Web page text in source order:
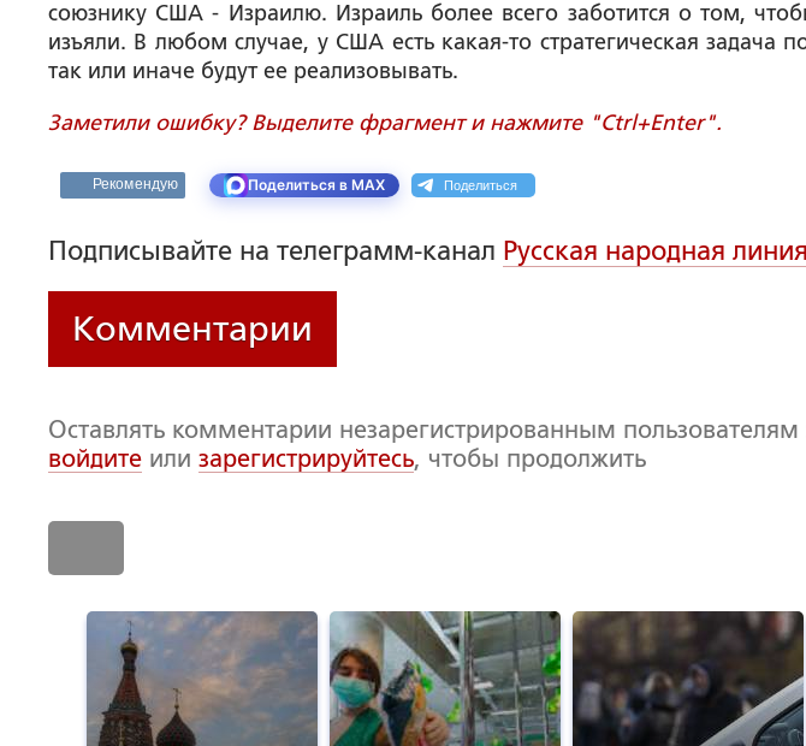
союзнику США - Израилю. Израиль более всего заботится о том,
изъяли. В любом случае, у США есть какая-то стратегическая
так или иначе будут ее реализовывать.
Заметили ошибку? Выделите фрагмент и нажмите "Ctrl+Enter".
Рекомендую Поделиться в MAX Поделиться
Подписывайте на телеграмм-канал Русская народная линия
Комментарии
Оставлять комментарии незарегистрированным
войдите или зарегистрируйтесь, чтобы продолжить